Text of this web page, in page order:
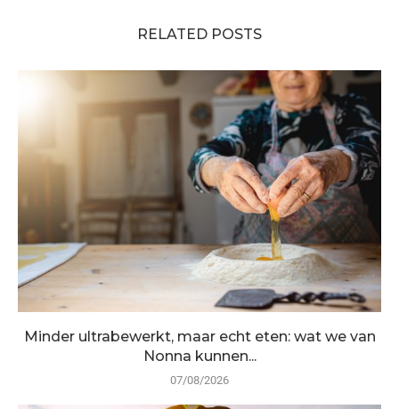
RELATED POSTS
Minder ultrabewerkt, maar echt eten: wat we van
Nonna kunnen...
07/08/2026